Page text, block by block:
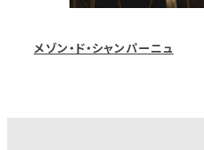
メゾン・ド・シャンパーニュ